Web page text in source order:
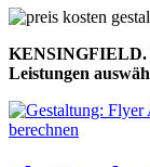
KENSINGFIELD.
Leistungen